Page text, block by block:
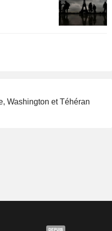
Washington et Téhéran